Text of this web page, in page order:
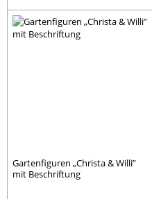
Gartenfiguren „Christa & Willi”
mit Beschriftung